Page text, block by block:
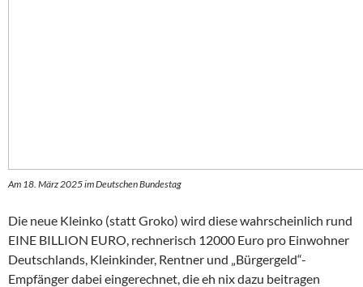
Am 18. März 2025 im Deutschen Bundestag
Die neue Kleinko (statt Groko) wird diese wahrscheinlich rund
EINE BILLION EURO, rechnerisch 12000 Euro pro Einwohner
Deutschlands, Kleinkinder, Rentner und „Bürgergeld“-
Empfänger dabei eingerechnet, die eh nix dazu beitragen